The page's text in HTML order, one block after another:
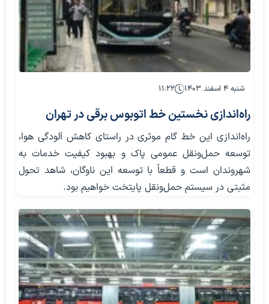
شنبه ۴ اسفند ۱۴۰۳ ۱۱:۲۲
راه‌اندازی نخستین خط اتوبوس برقی در تهران
راه‌اندازی این خط گام موثری در راستای کاهش آلودگی هوا،
توسعه حمل‌ونقل عمومی پاک و بهبود کیفیت خدمات به
شهروندان است و قطعاً با توسعه این ناوگان، شاهد تحول
مثبتی در سیستم حمل‌ونقل پایتخت خواهیم بود.